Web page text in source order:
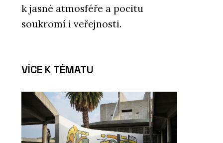
k jasné atmosféře a pocitu
soukromí i veřejnosti.
VÍCE K TÉMATU